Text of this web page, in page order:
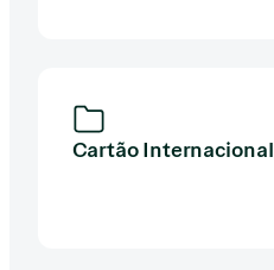
Cartão Internacional